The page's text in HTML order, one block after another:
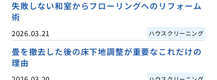
失敗しない和室からフローリングへのリフォーム
術
2026.03.21 ハウスクリーニング
畳を撤去した後の床下地調整が重要なこれだけの
理由